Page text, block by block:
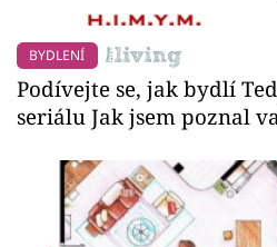
BYDLENÍ
Podívejte se, jak bydlí
seriálu Jak jsem poznal